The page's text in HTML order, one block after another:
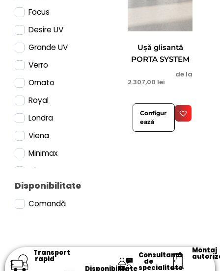
Focus
Desire UV
Grande UV
Verro
Ornato
Royal
Londra
Viena
Minimax
Glass
Lumia
Verte Home Negru
Balance
Disponibilitate
Comandă
Ușă glisantă
PORTA SYSTEM
de la
2.307,00 lei
Configur
ează
Transport
rapid
Disponibilitate
Consultanță
de
specialitate​
Montaj